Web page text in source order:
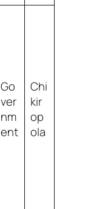
Go
ver
nm
ent
Chi
kir
op
ola